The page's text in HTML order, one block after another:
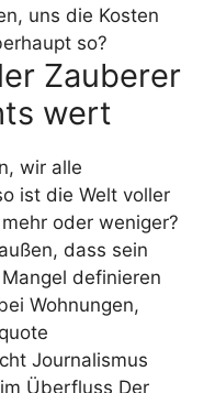
uns die Kosten
so?
Zauberer
wert
wir alle
ist die Welt voller
oder weniger?
dass sein
definieren
Wohnungen,
Journalismus
Überfluss Der